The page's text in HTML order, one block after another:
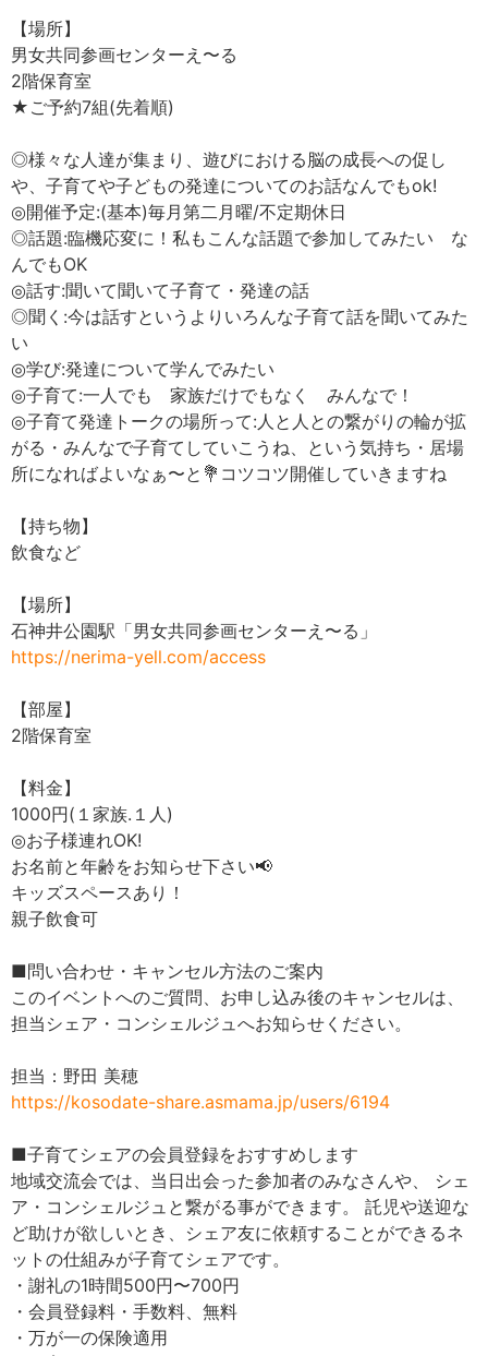
【場所】
男女共同参画センターえ〜る
2階保育室
★ご予約7組(先着順)
◎様々な人達が集まり、遊びにおける脳の成長への促し
や、子育てや子どもの発達についてのお話なんでもok!
◎開催予定:(基本)毎月第二月曜/不定期休日
◎話題:臨機応変に！私もこんな話題で参加してみたい な
んでもOK
◎話す:聞いて聞いて子育て・発達の話
◎聞く:今は話すというよりいろんな子育て話を聞いてみた
い
◎学び:発達について学んでみたい
◎子育て:一人でも 家族だけでもなく みんなで！
◎子育て発達トークの場所って:人と人との繋がりの輪が拡
がる・みんなで子育てしていこうね、という気持ち・居場
所になればよいなぁ〜と💐コツコツ開催していきますね
【持ち物】
飲食など
【場所】
石神井公園駅「男女共同参画センターえ〜る」
https://nerima-yell.com/access
【部屋】
2階保育室
【料金】
1000円(１家族.１人)
◎お子様連れOK!
お名前と年齢をお知らせ下さい📢
キッズスペースあり！
親子飲食可
■問い合わせ・キャンセル方法のご案内
このイベントへのご質問、お申し込み後のキャンセルは、
担当シェア・コンシェルジュへお知らせください。
担当：野田 美穂
https://kosodate-share.asmama.jp/users/6194
■子育てシェアの会員登録をおすすめします
地域交流会では、当日出会った参加者のみなさんや、 シェ
ア・コンシェルジュと繋がる事ができます。 託児や送迎な
ど助けが欲しいとき、シェア友に依頼することができるネ
ットの仕組みが子育てシェアです。
・謝礼の1時間500円〜700円
・会員登録料・手数料、無料
・万が一の保険適用